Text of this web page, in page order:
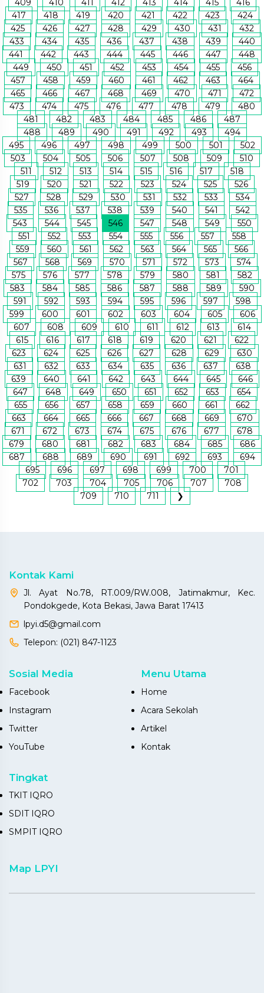
409 410 411 412 413 414 415
416
417
418 419 420 421 422 423
424
425
426 427 428 429 430 431
432
433
434 435 436 437 438 439
440
441
442 443 444 445 446 447
448
449
450 451 452 453 454 455
456
457
458 459 460 461 462 463
464
465
466 467 468 469 470 471
472
473
474 475 476 477 478 479
480
481
482 483 484 485 486
487
488
489 490 491 492 493
494
495
496 497 498 499 500 501
502
503
504 505 506 507 508 509
510
511
512 513 514 515 516 517
518
519
520 521 522 523 524 525
526
527
528 529 530 531 532 533
534
535
536 537 538 539 540 541
542
543
544 545 546 547 548 549
550
551
552 553 554 555 556 557
558
559
560 561 562 563 564 565
566
567
568 569 570 571 572 573
574
575
576 577 578 579 580 581
582
583
584 585 586 587 588 589
590
591
592 593 594 595 596 597
598
599
600 601 602 603 604 605
606
607
608 609 610 611 612 613
614
615
616 617 618 619 620 621
622
623
624 625 626 627 628 629
630
631
632 633 634 635 636 637
638
639
640 641 642 643 644 645
646
647
648 649 650 651 652 653
654
655
656 657 658 659 660 661
662
663
664 665 666 667 668 669
670
671
672 673 674 675 676 677
678
679
680 681 682 683 684 685
686
687
688 689 690 691 692 693
694
695
696 697 698 699 700
701
702
703 704 705 706 707
708
709
710 711 ❯
Kontak Kami
Jl. Ayat No.78, RT.009/RW.008, Jatimakmur, Kec.
Pondokgede, Kota Bekasi, Jawa Barat 17413
lpyi.d5@gmail.com
Telepon: (021) 847-1123
Sosial Media
Facebook
Instagram
Twitter
YouTube
Menu Utama
Home
Acara Sekolah
Artikel
Kontak
Tingkat
TKIT IQRO
SDIT IQRO
SMPIT IQRO
Map LPYI